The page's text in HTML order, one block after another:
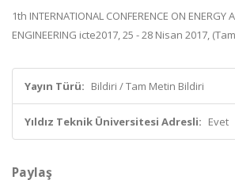
1th INTERNATIONAL CONFERENCE ON ENERGY
ENGINEERING icte2017, 25 - 28 Nisan 2017,
Yayın Türü: Bildiri / Tam Metin Bildiri
Yıldız Teknik Üniversitesi Adresli: Evet
Paylaş